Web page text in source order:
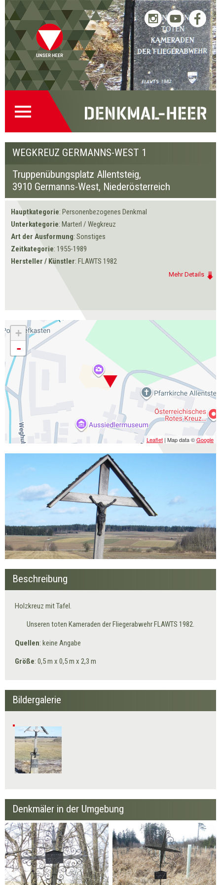
Startseite
(0)
Direkt
zur
Navigation
Direkt
zum
Inhalt
Zur
Denkmalsuche
(1)
Kontakt
(2)
WEGKREUZ GERMANNS-WEST 1
Truppenübungsplatz Allentsteig,
3910 Germanns-West, Niederösterreich
Hauptkategorie: Personenbezogenes Denkmal
Unterkategorie: Marterl / Wegkreuz
Art der Ausformung: Sonstiges
Zeitkategorie: 1955-1989
Hersteller / Künstler: FLAWTS 1982
Mehr Details
+
-
Leaflet | Map data ©Google
Beschreibung
Holzkreuz mit Tafel.
Unseren toten Kameraden der Fliegerabwehr FLAWTS 1982.
Quellen: keine Angabe
Größe: 0,5 m x 0,5 m x 2,3 m
Bildergalerie
Denkmäler in der Umgebung
Neunzen Wegkreuz Breite Leiten
Truppenübungsplatz
Allentsteig
Wegkreuz
Germanns-West 1